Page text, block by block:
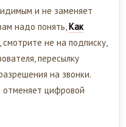
и не заменяет
надо понять,Как
, смотрите не на подписку,
пересылку
на звонки.
цифровой